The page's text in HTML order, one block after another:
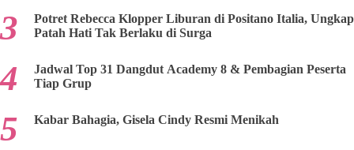
Potret Rebecca Klopper Liburan di Positano Italia, Ungkap
Patah Hati Tak Berlaku di Surga
Jadwal Top 31 Dangdut Academy 8 & Pembagian Peserta
Tiap Grup
Kabar Bahagia, Gisela Cindy Resmi Menikah